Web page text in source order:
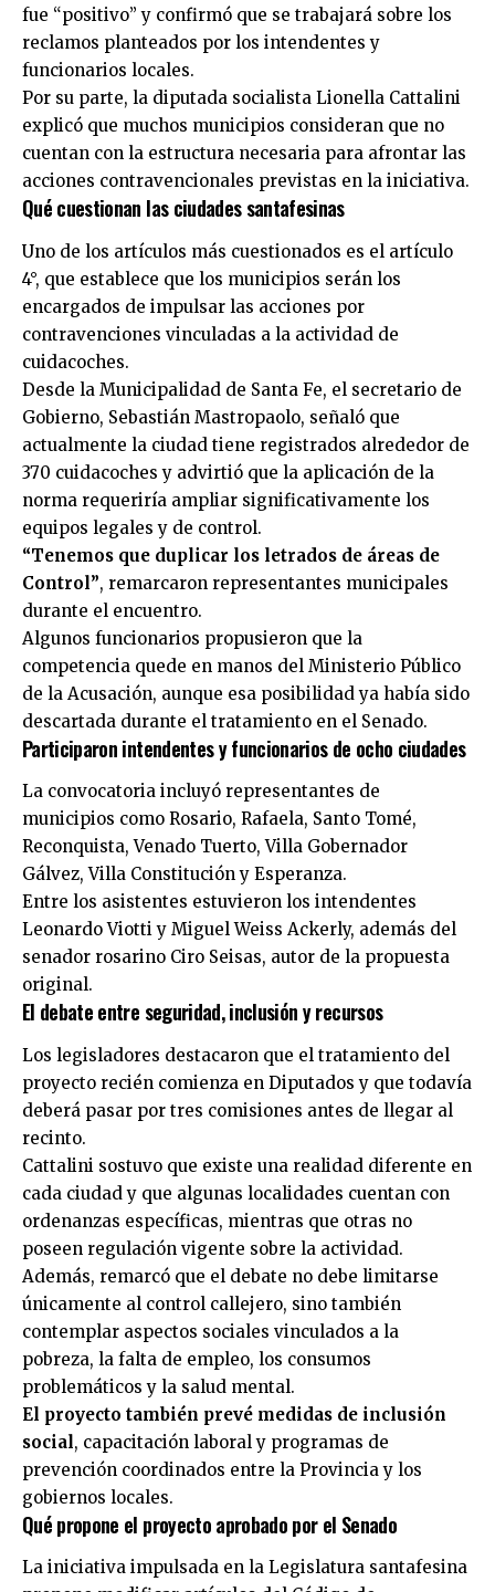
fue “positivo” y confirmó que se trabajará sobre los
reclamos planteados por los intendentes y
funcionarios locales.
Por su parte, la diputada socialista Lionella Cattalini
explicó que muchos municipios consideran que no
cuentan con la estructura necesaria para afrontar las
acciones contravencionales previstas en la iniciativa.
Qué cuestionan las ciudades santafesinas
Uno de los artículos más cuestionados es el artículo
4°, que establece que los municipios serán los
encargados de impulsar las acciones por
contravenciones vinculadas a la actividad de
cuidacoches.
Desde la Municipalidad de Santa Fe, el secretario de
Gobierno, Sebastián Mastropaolo, señaló que
actualmente la ciudad tiene registrados alrededor de
370 cuidacoches y advirtió que la aplicación de la
norma requeriría ampliar significativamente los
equipos legales y de control.
“Tenemos que duplicar los letrados de áreas de
Control”, remarcaron representantes municipales
durante el encuentro.
Algunos funcionarios propusieron que la
competencia quede en manos del Ministerio Público
de la Acusación, aunque esa posibilidad ya había sido
descartada durante el tratamiento en el Senado.
Participaron intendentes y funcionarios de ocho ciudades
La convocatoria incluyó representantes de
municipios como Rosario, Rafaela, Santo Tomé,
Reconquista, Venado Tuerto, Villa Gobernador
Gálvez, Villa Constitución y Esperanza.
Entre los asistentes estuvieron los intendentes
Leonardo Viotti y Miguel Weiss Ackerly, además del
senador rosarino Ciro Seisas, autor de la propuesta
original.
El debate entre seguridad, inclusión y recursos
Los legisladores destacaron que el tratamiento del
proyecto recién comienza en Diputados y que todavía
deberá pasar por tres comisiones antes de llegar al
recinto.
Cattalini sostuvo que existe una realidad diferente en
cada ciudad y que algunas localidades cuentan con
ordenanzas específicas, mientras que otras no
poseen regulación vigente sobre la actividad.
Además, remarcó que el debate no debe limitarse
únicamente al control callejero, sino también
contemplar aspectos sociales vinculados a la
pobreza, la falta de empleo, los consumos
problemáticos y la salud mental.
El proyecto también prevé medidas de inclusión
social, capacitación laboral y programas de
prevención coordinados entre la Provincia y los
gobiernos locales.
Qué propone el proyecto aprobado por el Senado
La iniciativa impulsada en la Legislatura santafesina